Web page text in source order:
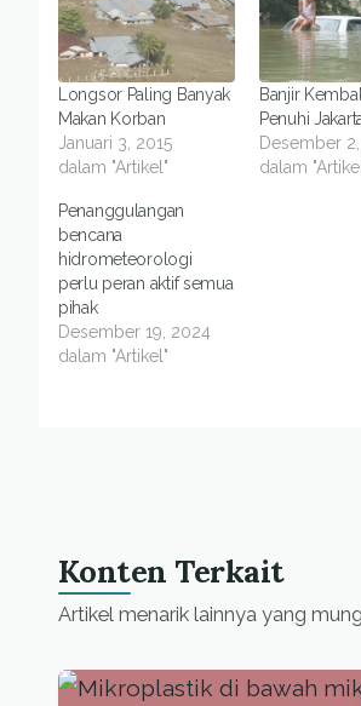
Longsor Paling Banyak
Makan Korban
Januari 3, 2015
dalam "Artikel"
Banjir
Penuhi
Desember
dalam
Penanggulangan
bencana
hidrometeorologi
perlu peran aktif semua
pihak
Desember 19, 2024
dalam "Artikel"
Konten Terkait
Artikel menarik lainnya yang